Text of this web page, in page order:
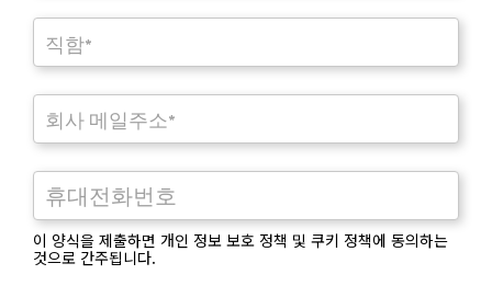
이 양식을 제출하면 개인 정보 보호 정책 및 쿠키 정책에 동의하는
것으로 간주됩니다.